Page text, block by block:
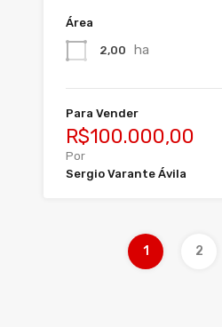
Área
2,00 ha
Para Vender
R$100.000,00
Por
Sergio Varante Ávila
1 2